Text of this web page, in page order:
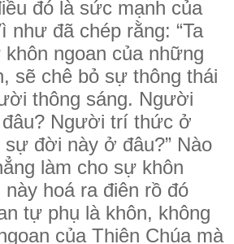
đó là sức mạnh của
như đã chép rằng: “Ta
ngoan của những
sẽ chê bỏ sự thông thái
thông sáng. Người
Người trí thức ở
đời này ở đâu?” Nào
làm cho sự khôn
hoá ra điên rồ đó
tự phụ là khôn, không
của Thiên Chúa mà